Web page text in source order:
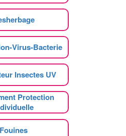
Virus-Bacterie
Insectes UV
Protection
Fouines